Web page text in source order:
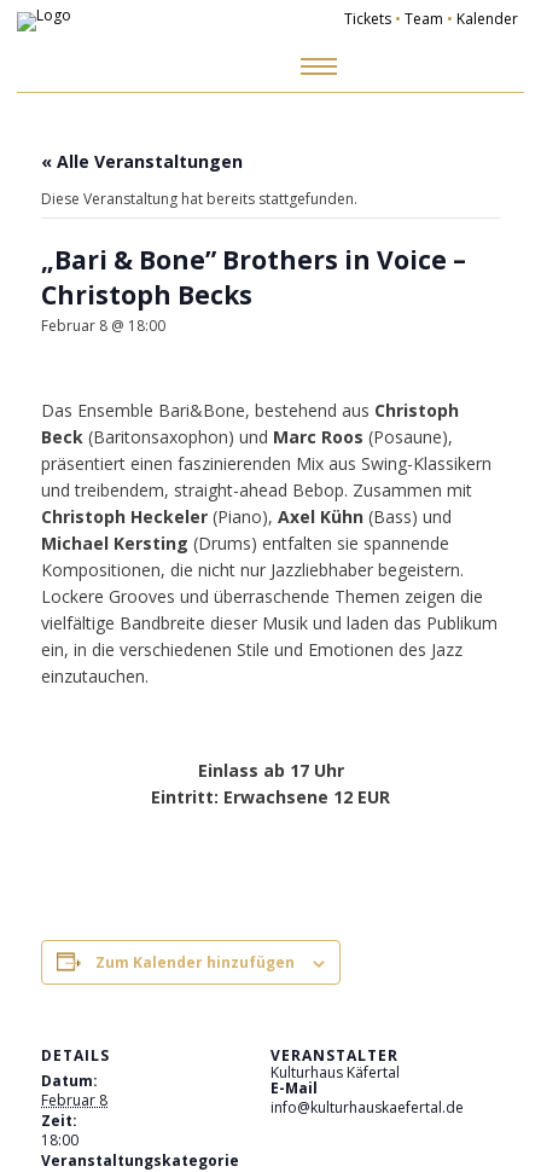
Tickets • Team • Kalender
« Alle Veranstaltungen
Diese Veranstaltung hat bereits stattgefunden.
„Bari & Bone” Brothers in Voice –
Christoph Becks
Februar 8 @ 18:00
Das Ensemble Bari&Bone, bestehend aus Christoph
Beck (Baritonsaxophon) und Marc Roos (Posaune),
präsentiert einen faszinierenden Mix aus Swing-Klassikern
und treibendem, straight-ahead Bebop. Zusammen mit
Christoph Heckeler (Piano), Axel Kühn (Bass) und
Michael Kersting (Drums) entfalten sie spannende
Kompositionen, die nicht nur Jazzliebhaber begeistern.
Lockere Grooves und überraschende Themen zeigen die
vielfältige Bandbreite dieser Musik und laden das Publikum
ein, in die verschiedenen Stile und Emotionen des Jazz
einzutauchen.
Einlass ab 17 Uhr
Eintritt: Erwachsene 12 EUR
Zum Kalender hinzufügen
DETAILS
Datum:
Februar 8
Zeit:
18:00
Veranstaltungskategorie
VERANSTALTER
Kulturhaus Käfertal
E-Mail
info@kulturhauskaefertal.de